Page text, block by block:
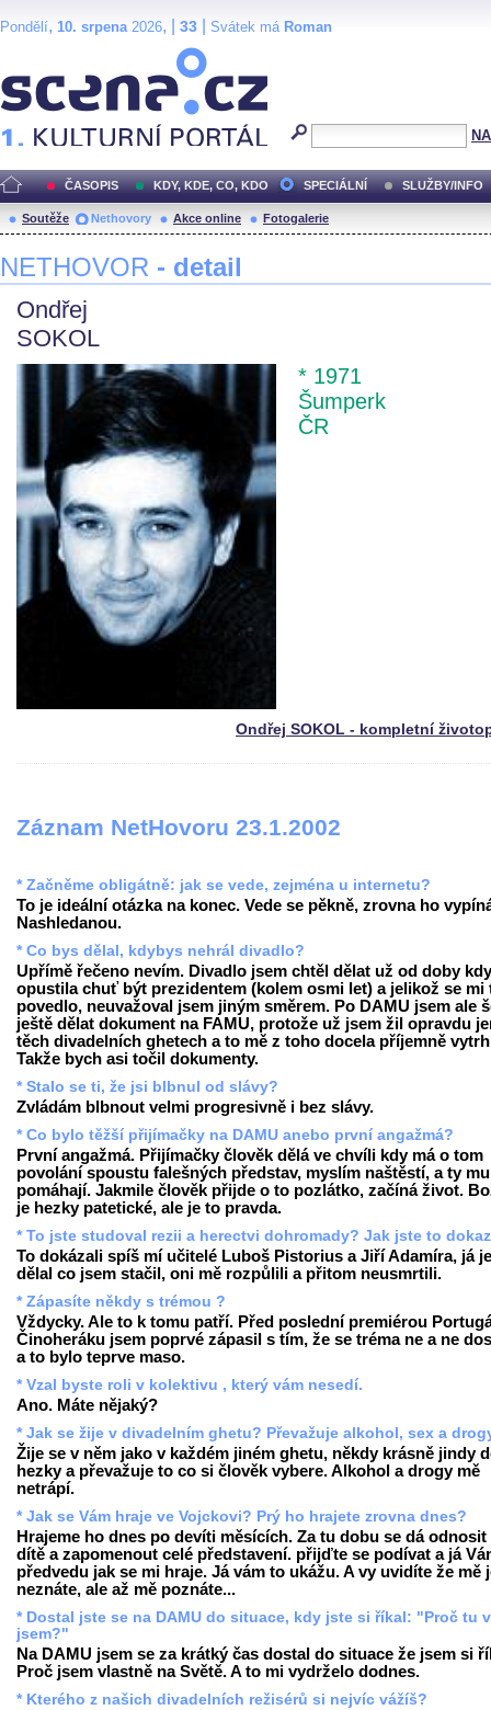
Pondělí, 10. srpena2026, | 33 Svátek má Roman
ČASOPIS KDY, KDE, CO, KDO SPECIÁLNÍ SLUŽBY/INFO
Soutěže Nethovory Akce online Fotogalerie
NETHOVOR - detail
Ondřej
SOKOL
* 1971
Šumperk
ČR
Ondřej SOKOL - kompletní
Záznam NetHovoru 23.1.2002
* Začněme obligátně: jak se vede, zejména u internetu?
To je ideální otázka na konec. Vede se pěkně, zrovna ho
Nashledanou.
* Co bys dělal, kdybys nehrál divadlo?
Upřímě řečeno nevím. Divadlo jsem chtěl dělat už od doby
opustila chuť být prezidentem (kolem osmi let) a jelikož se mi
povedlo, neuvažoval jsem jiným směrem. Po DAMU jsem ale
ještě dělat dokument na FAMU, protože už jsem žil opravdu
těch divadelních ghetech a to mě z toho docela příjemně
Takže bych asi točil dokumenty.
* Stalo se ti, že jsi blbnul od slávy?
Zvládám blbnout velmi progresivně i bez slávy.
* Co bylo těžší přijímačky na DAMU anebo první angažmá?
První angažmá. Přijímačky člověk dělá ve chvíli kdy má o tom
povolání spoustu falešných představ, myslím naštěstí, a ty
pomáhají. Jakmile člověk přijde o to pozlátko, začíná život.
je hezky patetické, ale je to pravda.
* To jste studoval rezii a herectvi dohromady? Jak jste to
To dokázali spíš mí učitelé Luboš Pistorius a Jiří Adamíra, já
dělal co jsem stačil, oni mě rozpůlili a přitom neusmrtili.
* Zápasíte někdy s trémou ?
Vždycky. Ale to k tomu patří. Před poslední premiérou
Činoheráku jsem poprvé zápasil s tím, že se tréma ne a ne
a to bylo teprve maso.
* Vzal byste roli v kolektivu , který vám nesedí.
Ano. Máte nějaký?
* Jak se žije v divadelním ghetu? Převažuje alkohol, sex a
Žije se v něm jako v každém jiném ghetu, někdy krásně jindy
hezky a převažuje to co si člověk vybere. Alkohol a drogy mě
netrápí.
* Jak se Vám hraje ve Vojckovi? Prý ho hrajete zrovna dnes?
Hrajeme ho dnes po devíti měsících. Za tu dobu se dá odnosit
dítě a zapomenout celé představení. přijďte se podívat a já
předvedu jak se mi hraje. Já vám to ukážu. A vy uvidíte že mě
neznáte, ale až mě poznáte...
* Dostal jste se na DAMU do situace, kdy jste si říkal: "Proč tu
jsem?"
Na DAMU jsem se za krátký čas dostal do situace že jsem si
Proč jsem vlastně na Světě. A to mi vydrželo dodnes.
* Kterého z našich divadelních režisérů si nejvíc vážíš?